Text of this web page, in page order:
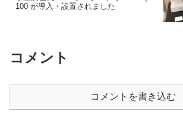
100 が導入・設置されました
コメント
コメントを書き込む